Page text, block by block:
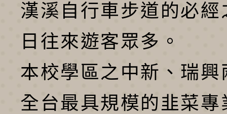
漢溪自行車步道的必經
日往來遊客眾多。
本校學區之中新、瑞興
全台最具規模的韭菜專